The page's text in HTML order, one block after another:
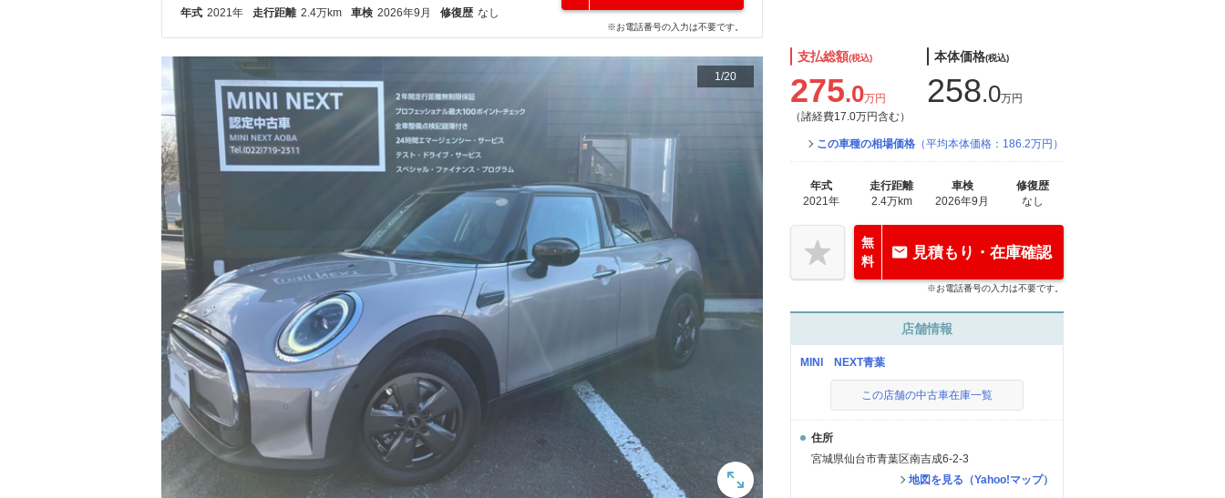
年式 2021年 走行距離 2.4万km 車検 2026年9月 修復歴 なし
※お電話番号の入力は不要です。
1/20
支払総額(税込)
275.0万円
（諸経費17.0万円含む）
本体価格(税込)
258.0万円
この車種の相場価格 （平均本体価格：186.2万円）
年式
2021年
走行距離
2.4万km
車検
2026年9月
修復歴
なし
無
料
見積もり・在庫確認
※お電話番号の入力は不要です。
店舗情報
MINI NEXT青葉
この店舗の中古車在庫一覧
住所
宮城県仙台市青葉区南吉成6-2-3
地図を見る（Yahoo!マップ）